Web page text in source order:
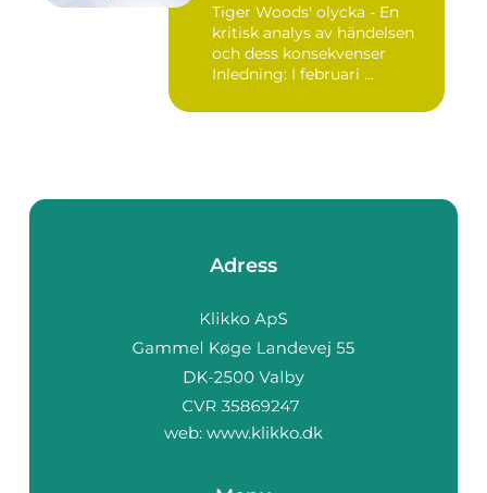
Tiger Woods' olycka - En
kritisk analys av händelsen
och dess konsekvenser
Inledning: I februari ...
Adress
web: www.klikko.dk